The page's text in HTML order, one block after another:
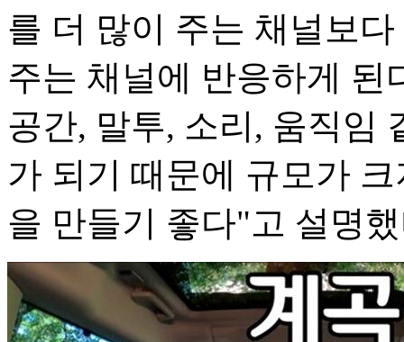
를 더 많이 주는 채널보
주는 채널에 반응하게
공간, 말투, 소리, 움직임
가 되기 때문에 규모가
을 만들기 좋다"고 설명